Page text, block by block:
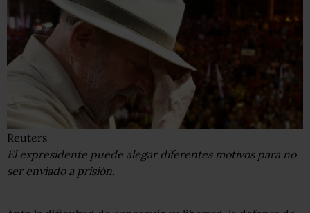
Reuters
El expresidente puede alegar diferentes motivos para no
ser enviado a prisión.